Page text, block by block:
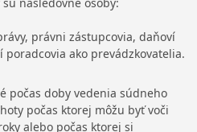
nasledovné osoby:
právni zástupcovia, daňoví
ako prevádzkovatelia.
počas doby vedenia súdneho
počas ktorej môžu byť voči
alebo počas ktorej si